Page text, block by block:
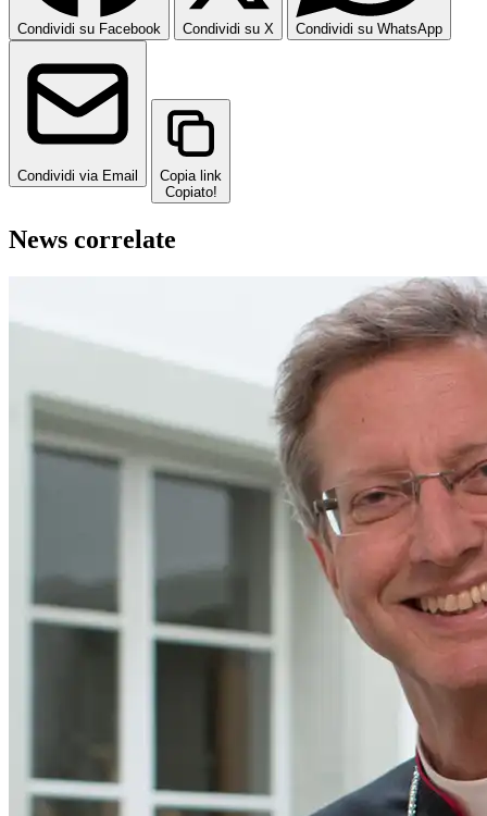
Condividi su Facebook Condividi su X Condividi su WhatsApp
Condividi via Email
Copia link
Copiato!
News correlate